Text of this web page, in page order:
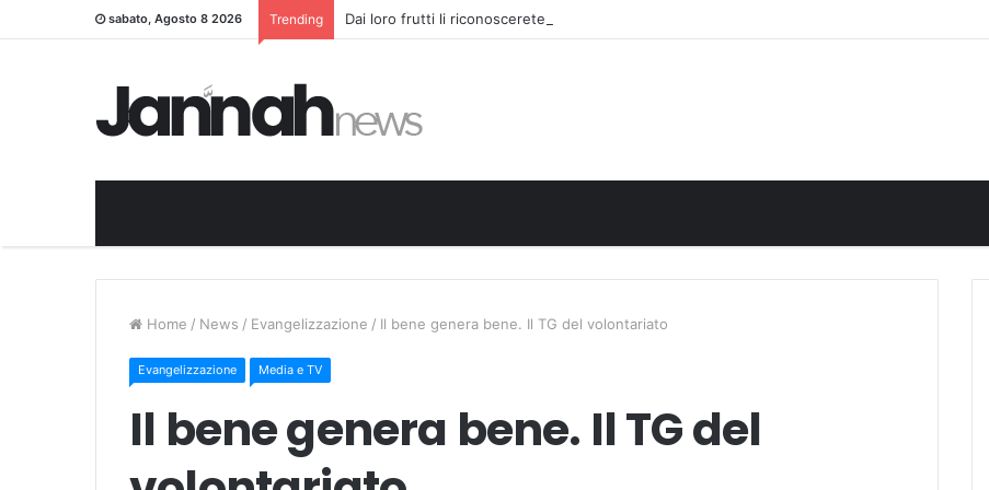
sabato, Agosto 8 2026 Trending Dai loro frutti li riconoscerete
Home / News / Evangelizzazione / Il bene genera bene. Il TG del volontariato
Evangelizzazione Media e TV
Il bene genera bene. Il TG del